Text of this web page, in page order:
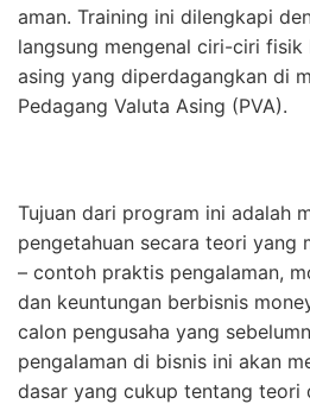
aman. Training ini dilengkapi
langsung mengenal ciri-ciri fisik
asing yang diperdagangkan di
Pedagang Valuta Asing (PVA).
Tujuan dari program ini adalah
pengetahuan secara teori yang
– contoh praktis pengalaman,
dan keuntungan berbisnis
calon pengusaha yang
pengalaman di bisnis ini akan
dasar yang cukup tentang teori